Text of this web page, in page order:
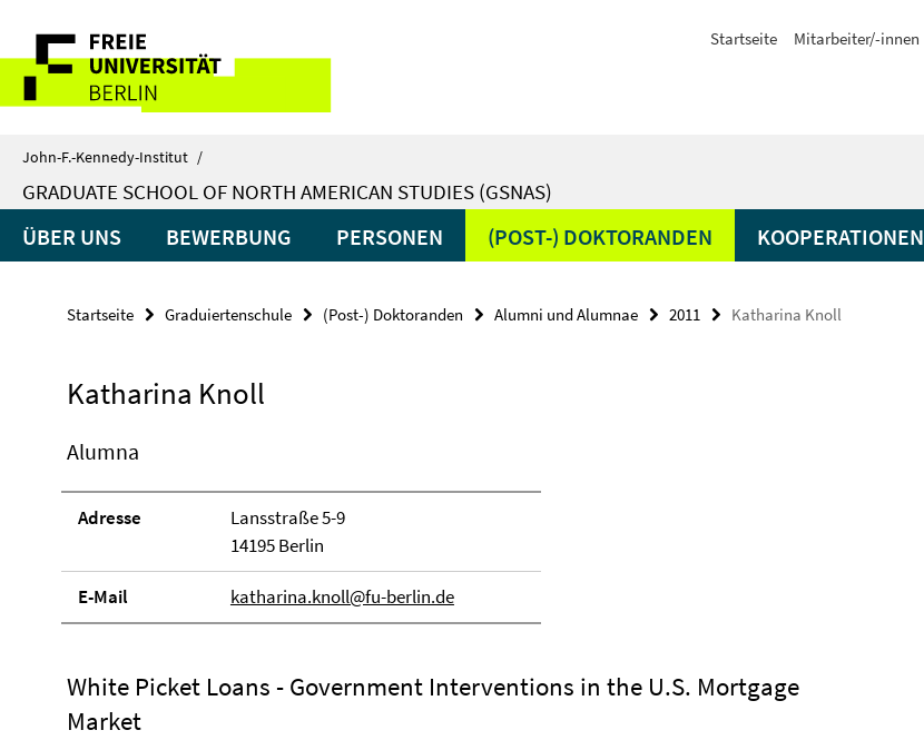
direkt
Inhalt
Service-
Navigation
Startseite Mitarbeiter/-innen
John-F.-Kennedy-Institut /
GRADUATE SCHOOL OF NORTH AMERICAN STUDIES (GSNAS)
ÜBER UNS BEWERBUNG PERSONEN (POST-) DOKTORANDEN KOOPERATIONEN
Startseite Graduiertenschule (Post-) Doktoranden Alumni und Alumnae 2011 Katharina Knoll
Katharina Knoll
Alumna
Adresse
Lansstraße 5-9
14195 Berlin
E-Mail katharina.knoll@fu-berlin.de
White Picket Loans - Government Interventions in the U.S. Mortgage
Market